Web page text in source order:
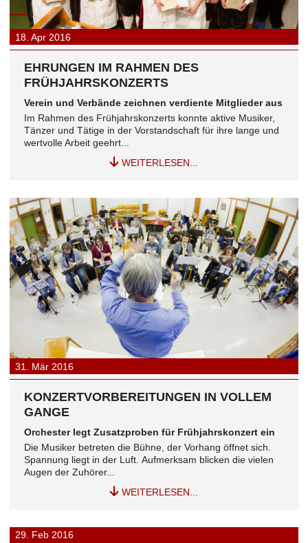
18. Apr 2016
EHRUNGEN IM RAHMEN DES
FRÜHJAHRSKONZERTS
Verein und Verbände zeichnen verdiente Mitglieder aus
Im Rahmen des Frühjahrskonzerts konnte aktive Musiker,
Tänzer und Tätige in der Vorstandschaft für ihre lange und
wertvolle Arbeit geehrt...
WEITERLESEN...
31. Mär 2016
KONZERTVORBEREITUNGEN IN VOLLEM
GANGE
Orchester legt Zusatzproben für Frühjahrskonzert ein
Die Musiker betreten die Bühne, der Vorhang öffnet sich.
Spannung liegt in der Luft. Aufmerksam blicken die vielen
Augen der Zuhörer...
WEITERLESEN...
29. Feb 2016